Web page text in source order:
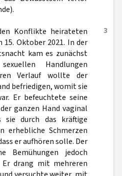
3
Konflikte heirateten
15. Oktober 2021. In der
kam es zunächst
Handlungen
Verlauf wollte der
befriedigen, womit sie
Er befeuchtete seine
ganzen Hand vaginal
sie durch das kräftige
erhebliche Schmerzen
er aufhören solle. Der
Bemühungen jedoch
drang mit mehreren